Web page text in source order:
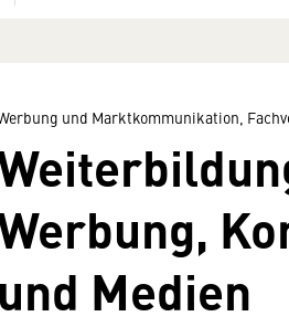
und Marktkommunikation,
und Medien